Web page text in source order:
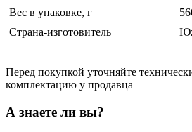
Вес в упаковке, г
Страна-изготовитель
Перед покупкой уточняйте
комплектацию у продавца
А знаете ли вы?